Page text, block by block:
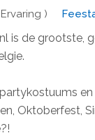
Ervaring )
is de grootste,
Oktoberfest,